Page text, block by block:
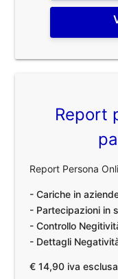
Report
Report Persona
- Cariche in
- Partecipazioni in
- Controllo
- Dettagli
€ 14,90 iva esclusa